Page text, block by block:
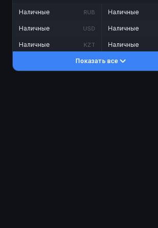
Наличные RUB
Наличные USD
Наличные KZT
Наличные
Наличные
Наличные
Показать все